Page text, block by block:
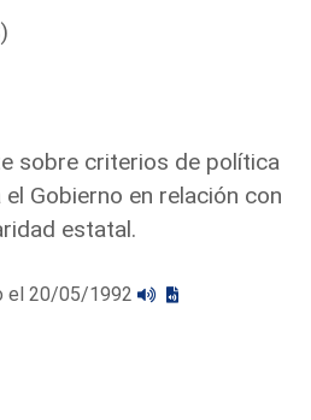
sobre criterios de política
Gobierno en relación con
estatal.
el 20/05/1992